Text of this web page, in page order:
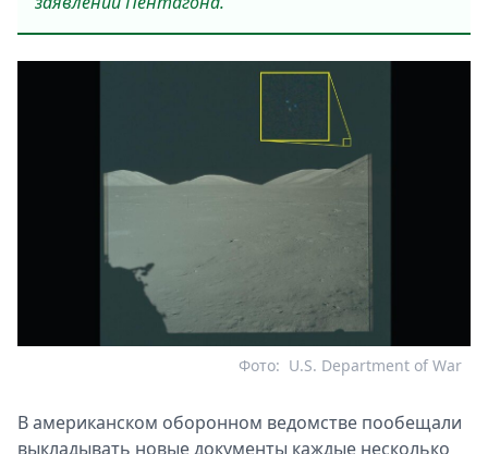
U.S. Department of War
Фото:
В американском оборонном ведомстве пообещали
выкладывать новые документы каждые несколько